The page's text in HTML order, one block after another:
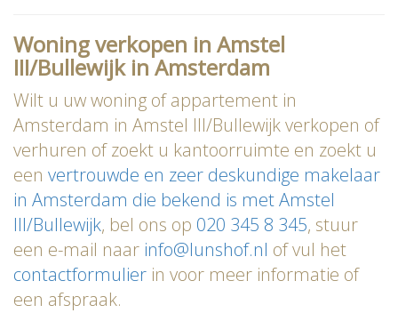
Woning verkopen in Amstel
III/Bullewijk in Amsterdam
Wilt u uw woning of appartement in
Amsterdam in Amstel III/Bullewijk verkopen of
verhuren of zoekt u kantoorruimte en zoekt u
een vertrouwde en zeer deskundige makelaar
in Amsterdam die bekend is met Amstel
III/Bullewijk, bel ons op 020 345 8 345, stuur
een e-mail naar info@lunshof.nl of vul het
contactformulier in voor meer informatie of
een afspraak.